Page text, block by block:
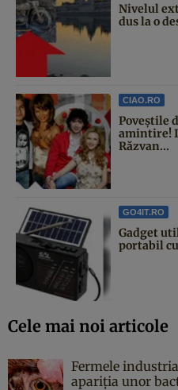
Nivelul
dus la o
CIAO.RO
Poveştile
amintire!
Răzvan...
GO4IT.RO
Gadget
portabil
Cele mai noi articole
Fermele
apariția unor